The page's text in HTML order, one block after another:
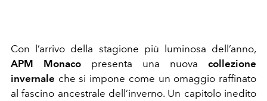
Con l’arrivo della stagione più luminosa dell’anno,
APM Monaco presenta una nuova collezione
invernale che si impone come un omaggio raffinato
al fascino ancestrale dell’inverno. Un capitolo inedito